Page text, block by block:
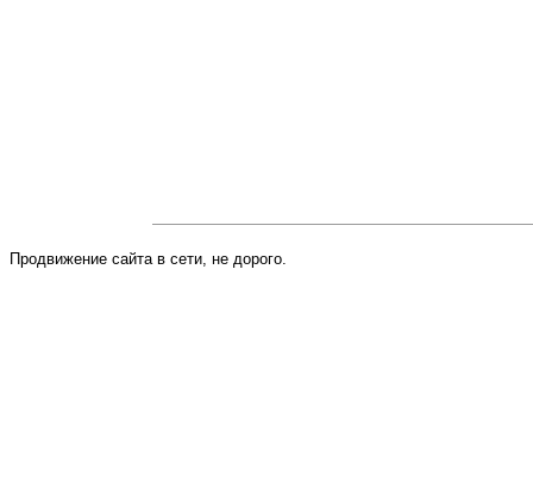
Продвижение сайта в сети, не дорого.